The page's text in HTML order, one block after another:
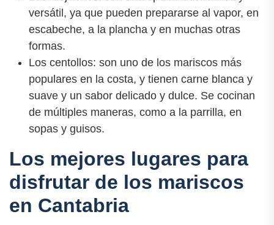
versátil, ya que pueden prepararse al vapor, en
escabeche, a la plancha y en muchas otras
formas.
Los centollos: son uno de los mariscos más
populares en la costa, y tienen carne blanca y
suave y un sabor delicado y dulce. Se cocinan
de múltiples maneras, como a la parrilla, en
sopas y guisos.
Los mejores lugares para
disfrutar de los mariscos
en Cantabria